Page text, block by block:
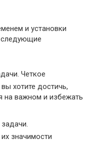
и установки
следующие
Четкое
хотите достичь,
на важном и избежать
значимости